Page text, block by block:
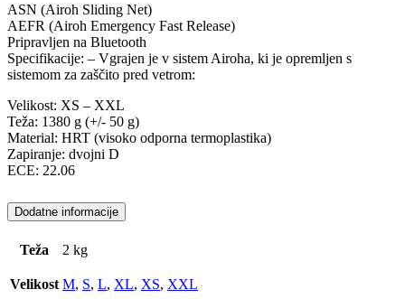
ASN (Airoh Sliding Net)
AEFR (Airoh Emergency Fast Release)
Pripravljen na Bluetooth
Specifikacije: – Vgrajen je v sistem Airoha, ki je opremljen s
sistemom za zaščito pred vetrom:
Velikost: XS – XXL
Teža: 1380 g (+/- 50 g)
Material: HRT (visoko odporna termoplastika)
Zapiranje: dvojni D
ECE: 22.06
Dodatne informacije
Teža 2 kg
Velikost M, S, L, XL, XS, XXL